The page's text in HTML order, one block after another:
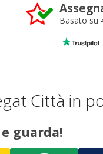
Basato su
Città in
guarda!